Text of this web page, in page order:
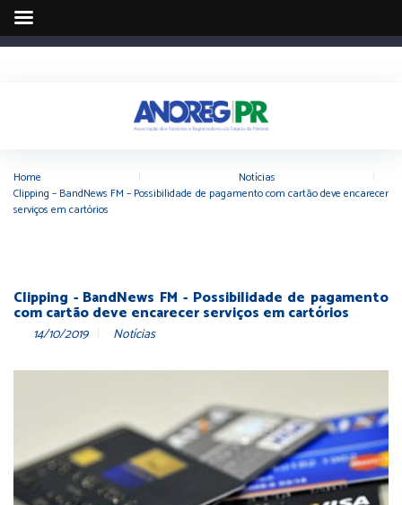
Home Notícias
Clipping – BandNews FM – Possibilidade de pagamento com cartão deve encarecer
serviços em cartórios
Clipping - BandNews FM - Possibilidade de pagamento
com cartão deve encarecer serviços em cartórios
14/10/2019 Notícias